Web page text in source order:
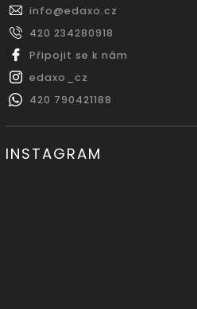
info@edaxo.cz
420 234280918
Připojit se k nám
edaxo_cz
420 790421188
INSTAGRAM